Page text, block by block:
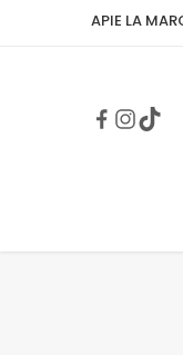
APIE LA